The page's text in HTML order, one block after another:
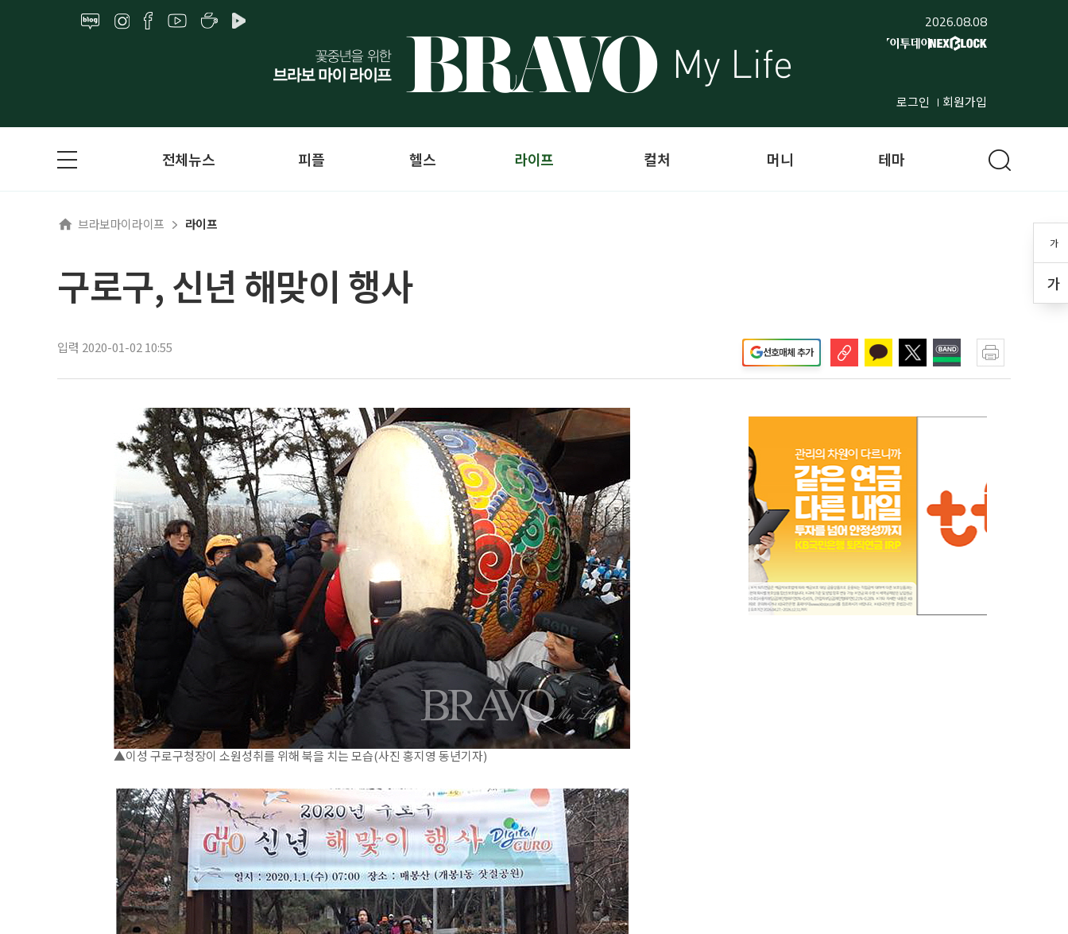
2026.08.08
로그인 회원가입
가
가
전체뉴스 피플 헬스 라이프 컬처 머니 테마
브라보마이라이프 라이프
구로구, 신년 해맞이 행사
입력 2020-01-02 10:55 선호매체 추가
▲이성 구로구청장이 소원성취를 위해 북을 치는 모습(사진 홍지영 동년기자)